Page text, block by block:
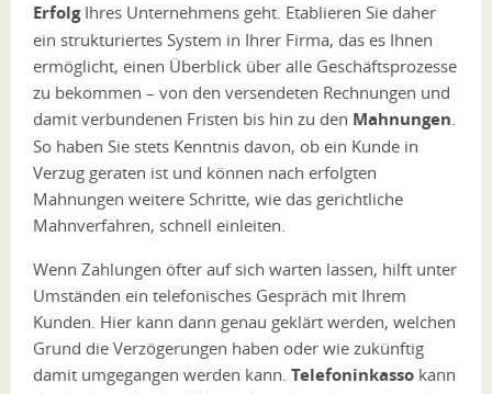
ErfolgIhres Unternehmens geht. Etablieren Sie daher
ein strukturiertes System in Ihrer Firma, das es Ihnen
ermöglicht, einen Überblick über alle Geschäftsprozesse
zu bekommen – von den versendeten Rechnungen und
damit verbundenen Fristen bis hin zu den Mahnungen.
So haben Sie stets Kenntnis davon, ob ein Kunde in
Verzug geraten ist und können nach erfolgten
Mahnungen weitere Schritte, wie das gerichtliche
Mahnverfahren, schnell einleiten.
Wenn Zahlungen öfter auf sich warten lassen, hilft unter
Umständen ein telefonisches Gespräch mit Ihrem
Kunden. Hier kann dann genau geklärt werden, welchen
Grund die Verzögerungen haben oder wie zukünftig
damit umgegangen werden kann. Telefoninkasso kann